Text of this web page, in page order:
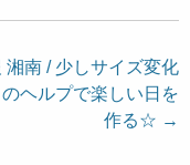
湘南 / 少しサイズ変化
ヘルプで楽しい日を
作る☆ →